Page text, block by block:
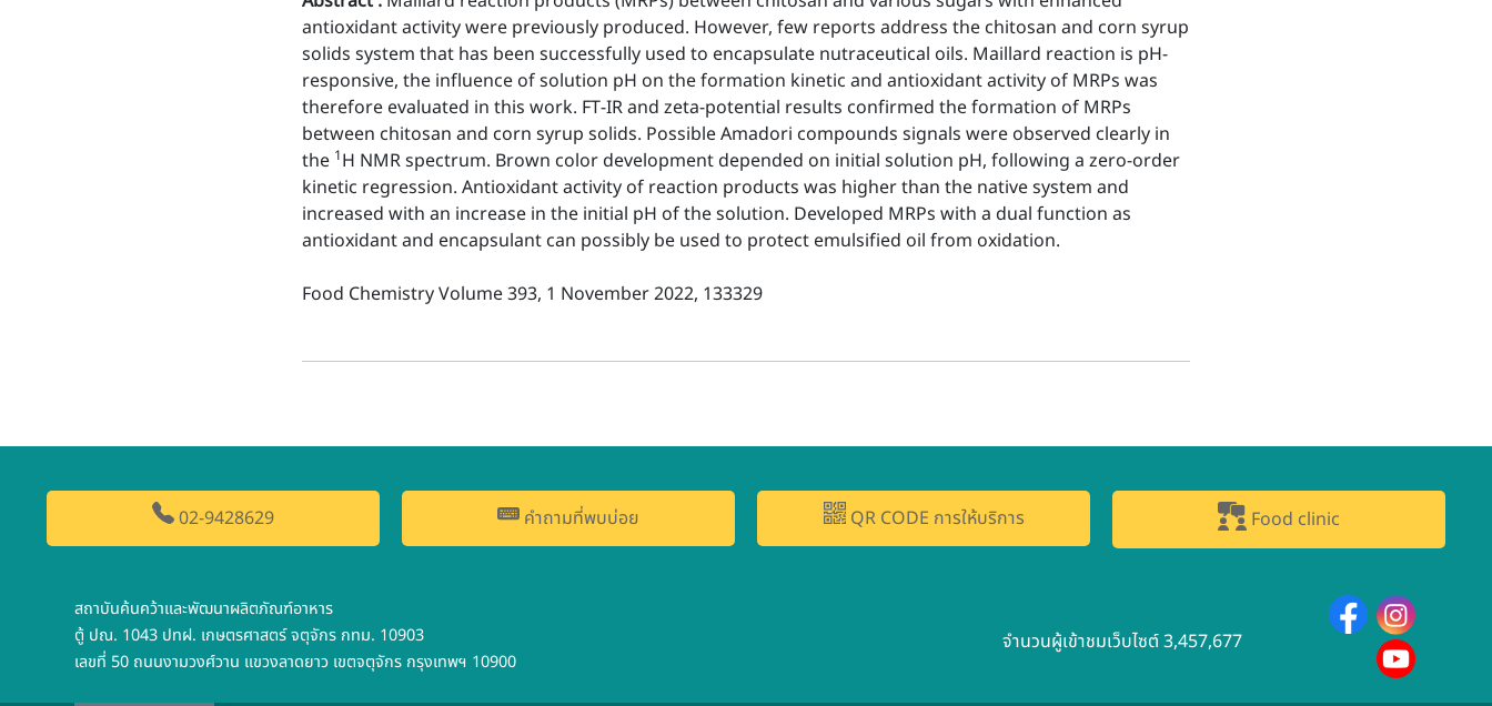
antioxidant activity were previously produced. However, few reports address the chitosan and corn syrup
solids system that has been successfully used to encapsulate nutraceutical oils. Maillard reaction is pH-
responsive, the influence of solution pH on the formation kinetic and antioxidant activity of MRPs was
therefore evaluated in this work. FT-IR and zeta-potential results confirmed the formation of MRPs
between chitosan and corn syrup solids. Possible Amadori compounds signals were observed clearly in
the 1H NMR spectrum. Brown color development depended on initial solution pH, following a zero-order
kinetic regression. Antioxidant activity of reaction products was higher than the native system and
increased with an increase in the initial pH of the solution. Developed MRPs with a dual function as
antioxidant and encapsulant can possibly be used to protect emulsified oil from oxidation.
Food Chemistry Volume 393, 1 November 2022, 133329
02-9428629 คำถามที่พบบ่อย QR CODE การให้บริการ Food clinic
สถาบันค้นคว้าและพัฒนาผลิตภัณฑ์อาหาร
ตู้ ปณ. 1043 ปทฝ. เกษตรศาสตร์ จตุจักร กทม. 10903
เลขที่ 50 ถนนงามวงศ์วาน แขวงลาดยาว เขตจตุจักร กรุงเทพฯ 10900
จำนวนผู้เข้าชมเว็บไซต์ 3,457,677